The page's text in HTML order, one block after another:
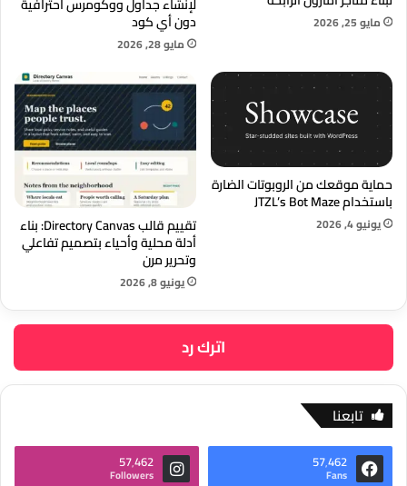
مايو 25, 2026 دون أي كود
مايو 28, 2026
حماية موقعك من الروبوتات الضارة
باستخدام JTZL’s Bot Maze
يونيو 4, 2026 تقييم قالب Directory Canvas: بناء
أدلة محلية وأحياء بتصميم تفاعلي
وتحرير مرن
يونيو 8, 2026
اترك رد
تابعنا
57٬462
Fans
57٬462
Followers